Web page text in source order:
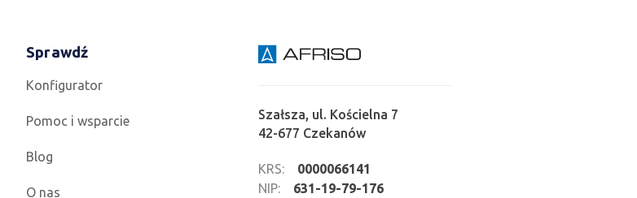
Sprawdź
Konfigurator
Pomoc i wsparcie
Blog
O nas
Szałsza, ul. Kościelna 7
42-677 Czekanów
KRS:
0000066141
NIP:
631-19-79-176